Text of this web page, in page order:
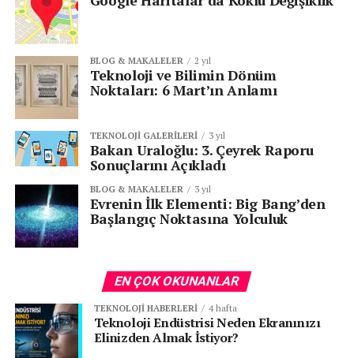
BLOG & MAKALELER 2 yıl
Teknoloji ve Bilimin Dönüm
Noktaları: 6 Mart’ın Anlamı
TEKNOLOJI GALERILERI 3 yıl
Bakan Uraloğlu: 3. Çeyrek Raporu
Sonuçlarını Açıkladı
BLOG & MAKALELER 3 yıl
Evrenin İlk Elementi: Big Bang’den
Başlangıç Noktasına Yolculuk
EN ÇOK OKUNANLAR
TEKNOLOJI HABERLERI 4 hafta
Teknoloji Endüstrisi Neden Ekranınızı
Elinizden Almak İstiyor?